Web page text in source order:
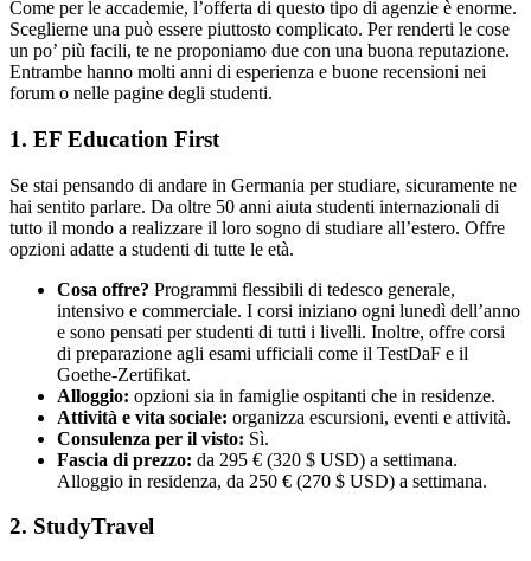
Come per le accademie, l’offerta di questo tipo di agenzie è enorme.
Sceglierne una può essere piuttosto complicato. Per renderti le cose
un po’ più facili, te ne proponiamo due con una buona reputazione.
Entrambe hanno molti anni di esperienza e buone recensioni nei
forum o nelle pagine degli studenti.
1. EF Education First
Se stai pensando di andare in Germania per studiare, sicuramente ne
hai sentito parlare. Da oltre 50 anni aiuta studenti internazionali di
tutto il mondo a realizzare il loro sogno di studiare all’estero. Offre
opzioni adatte a studenti di tutte le età.
Cosa offre? Programmi flessibili di tedesco generale,
intensivo e commerciale. I corsi iniziano ogni lunedì dell’anno
e sono pensati per studenti di tutti i livelli. Inoltre, offre corsi
di preparazione agli esami ufficiali come il TestDaF e il
Goethe-Zertifikat.
Alloggio: opzioni sia in famiglie ospitanti che in residenze.
Attività e vita sociale: organizza escursioni, eventi e attività.
Consulenza per il visto: Sì.
Fascia di prezzo: da 295 € (320 $ USD) a settimana.
Alloggio in residenza, da 250 € (270 $ USD) a settimana.
2. StudyTravel